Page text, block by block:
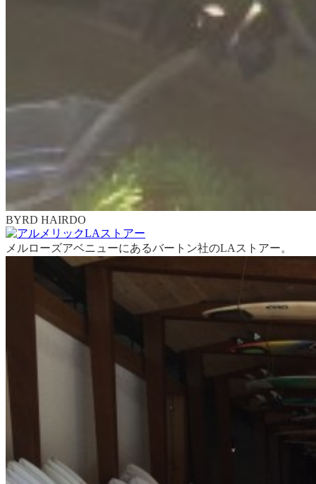
BYRD HAIRDO
メルローズアベニューにあるバートン社のLAストアー。